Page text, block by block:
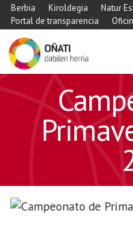
Berbia Kiroldegia Natur
Portal de transparencia
https://www.xn-
gqa.eus/es/agenda/
de-
tenis-